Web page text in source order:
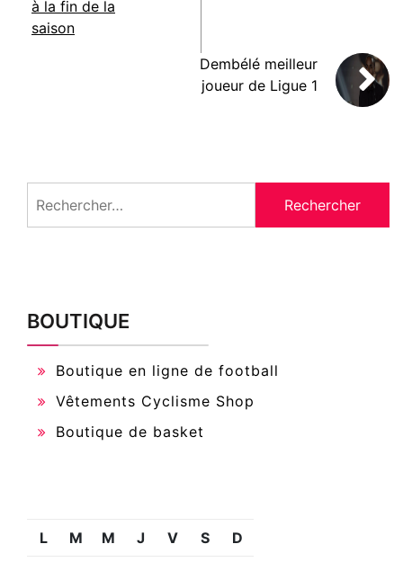
à la fin de la
saison
Dembélé meilleur
joueur de Ligue 1
BOUTIQUE
Boutique en ligne de football
Vêtements Cyclisme Shop
Boutique de basket
L M M J V S D